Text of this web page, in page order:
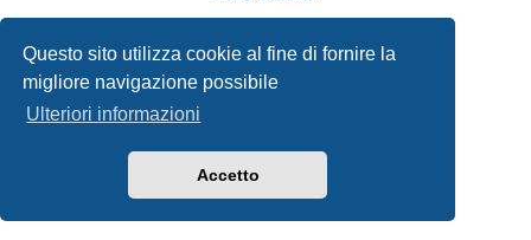
Questo sito utilizza cookie al fine di fornire la
migliore navigazione possibile
Ulteriori informazioni
Accetto